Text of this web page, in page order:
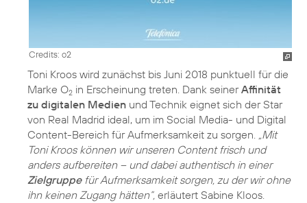
Credits: o2
Toni Kroos wird zunächst bis Juni 2018 punktuell für die
Marke O2 in Erscheinung treten. Dank seinerAffinität
zu digitalen Medien und Technik eignet sich der Star
von Real Madrid ideal, um im Social Media- und Digital
Content-Bereich für Aufmerksamkeit zu sorgen. „Mit
Toni Kroos können wir unseren Content frisch und
anders aufbereiten – und dabei authentisch in einer
Zielgruppefür Aufmerksamkeit sorgen, zu der wir ohne
ihn keinen Zugang hätten“, erläutert Sabine Kloos.